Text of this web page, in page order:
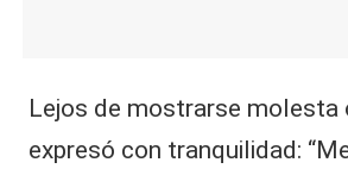
Lejos de mostrarse molesta
expresó con tranquilidad: